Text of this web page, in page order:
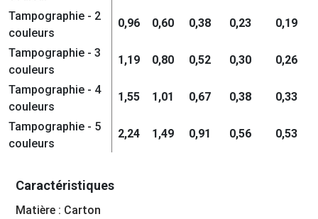
Tampographie - 2
couleurs
0,96 0,60 0,38 0,23 0,19
Tampographie - 3
couleurs
1,19 0,80 0,52 0,30 0,26
Tampographie - 4
couleurs
1,55 1,01 0,67 0,38 0,33
Tampographie - 5
couleurs
2,24 1,49 0,91 0,56 0,53
Caractéristiques
Matière : Carton